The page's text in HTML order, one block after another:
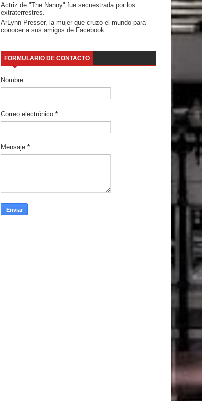
Actriz de "The Nanny" fue secuestrada por los
extraterrestres.
ArLynn Presser, la mujer que cruzó el mundo para
conocer a sus amigos de Facebook
FORMULARIO DE CONTACTO
Nombre
Correo electrónico *
Mensaje *